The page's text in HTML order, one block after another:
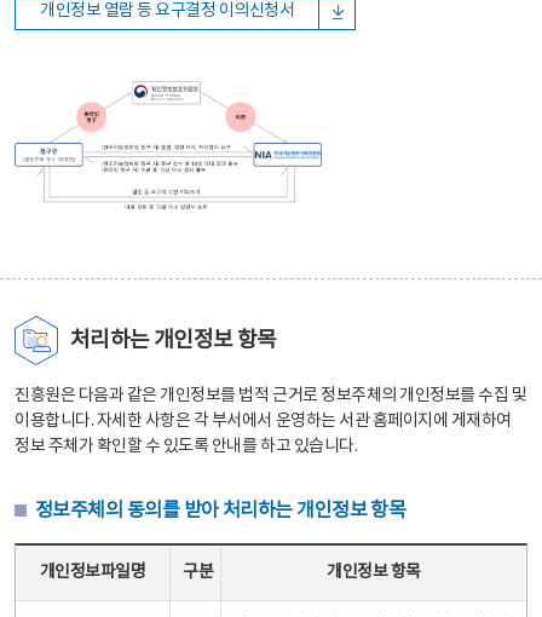
개인정보 열람 등 요구결정 이의신청서
처리하는 개인정보 항목
진흥원은 다음과 같은 개인정보를 법적 근거로 정보주체의 개인정보를 수집 및
이용합니다. 자세한 사항은 각 부서에서 운영하는 서관 홈페이지에 게재하여
정보 주체가 확인할 수 있도록 안내를 하고 있습니다.
정보주체의 동의를 받아 처리하는 개인정보 항목
개인정보파일명 구분 개인정보 항목